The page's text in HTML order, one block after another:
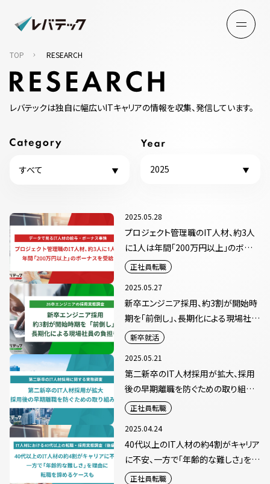
TOP RESEARCH
レバテックは独自に幅広いITキャリアの情報を収集、発信しています。
すべて 2025
2025.05.28
プロジェクト管理職のIT人材、約3人
に1人は年間「200万円以上」のボー
ナスを受給
正社員転職
2025.05.27
新卒エンジニア採用、約3割が開始時
期を「前倒し」、長期化による現場社員
の負担も
新卒就活
2025.05.21
第二新卒のIT人材採用が拡大、採用
後の早期離職を防ぐための取り組み
も正社員転職
2025.04.24
40代以上のIT人材の約4割がキャリア
に不安、一方で「年齢的な難しさ」を理
由に転職を諦めるケースも
正社員転職